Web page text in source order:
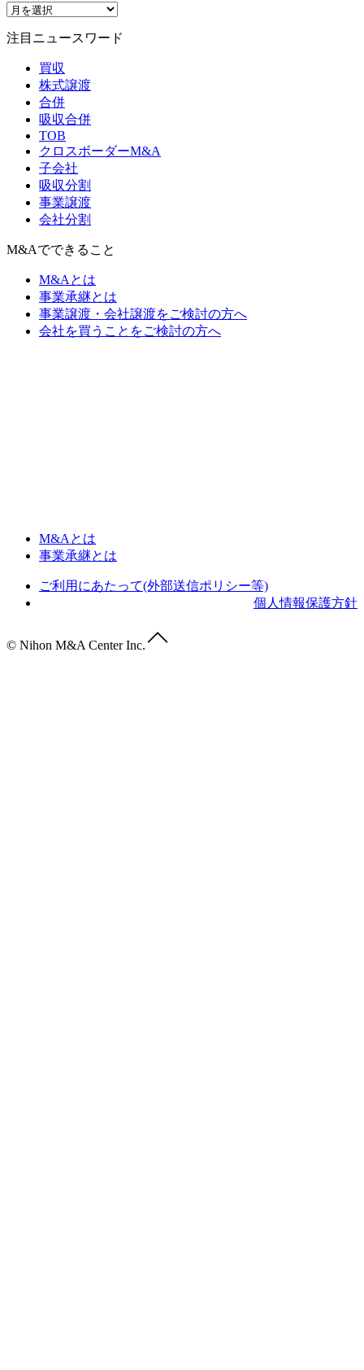
注目ニュースワード
買収
株式譲渡
合併
吸収合併
TOB
クロスボーダーM&A
子会社
吸収分割
事業譲渡
会社分割
M&Aでできること
M&Aとは
事業承継とは
事業譲渡・会社譲渡をご検討の方へ
会社を買うことをご検討の方へ
M&Aとは
事業承継とは
ご利用にあたって(外部送信ポリシー等)
個人情報保護方針
© Nihon M&A Center Inc.